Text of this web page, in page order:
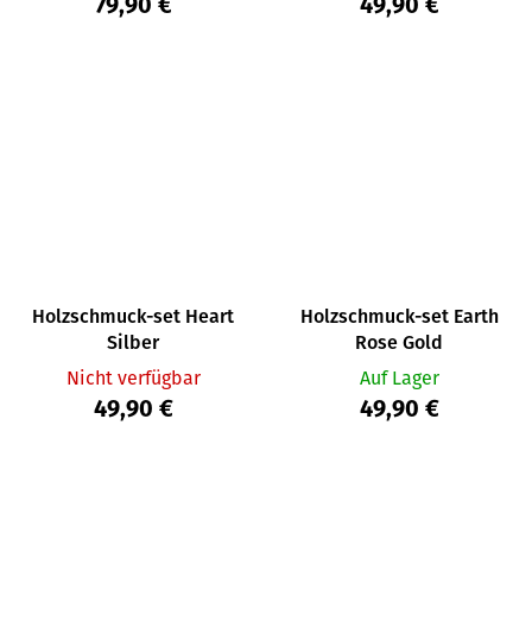
Holzschmuck-set Heart
Silber
Nicht verfügbar
49,90 €
Holzschmuck-set Earth
Rose Gold
Auf Lager
49,90 €